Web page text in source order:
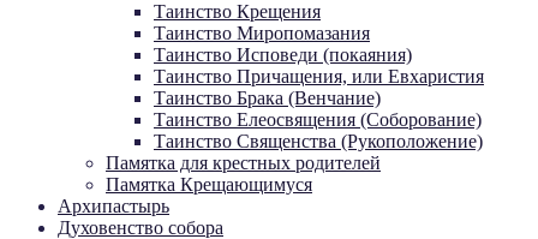
Таинство Крещения
Таинство Миропомазания
Таинство Исповеди (покаяния)
Таинство Причащения, или Евхаристия
Таинство Брака (Венчание)
Таинство Елеосвящения (Соборование)
Таинство Священства (Рукоположение)
Памятка для крестных родителей
Памятка Крещающимуся
Архипастырь
Духовенство собора